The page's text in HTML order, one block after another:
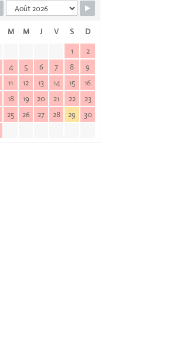
M M J V S
D
1
2
4 5 6 7 8
9
11 12 13 14 15
16
18 19 20 21 22
23
25 26 27 28 29
30